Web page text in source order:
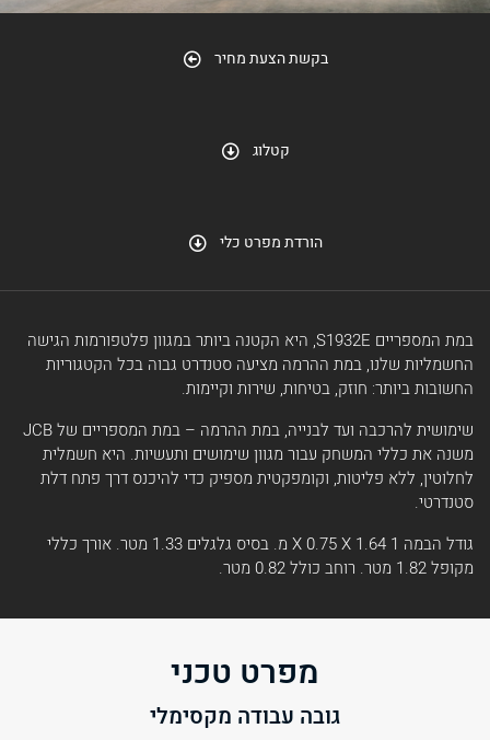
בקשת הצעת מחיר
קטלוג
הורדת מפרט כלי
במת המספריים S1932E, היא הקטנה ביותר במגוון פלטפורמות הגישה
החשמליות שלנו, במת ההרמה מציעה סטנדרט גבוה בכל הקטגוריות
החשובות ביותר: חוזק, בטיחות, שירות וקיימות.
שימושית להרכבה ועד לבנייה, במת ההרמה – במת המספריים של JCB
משנה את כללי המשחק עבור מגוון שימושים ותעשיות. היא חשמלית
לחלוטין, ללא פליטות, וקומפקטית מספיק כדי להיכנס דרך פתח דלת
סטנדרטי.
גודל הבמה 1 X 0.75 X 1.64 מ. בסיס גלגלים 1.33 מטר. אורך כללי
מקופל 1.82 מטר. רוחב כולל 0.82 מטר.
מפרט טכני
גובה עבודה מקסימלי